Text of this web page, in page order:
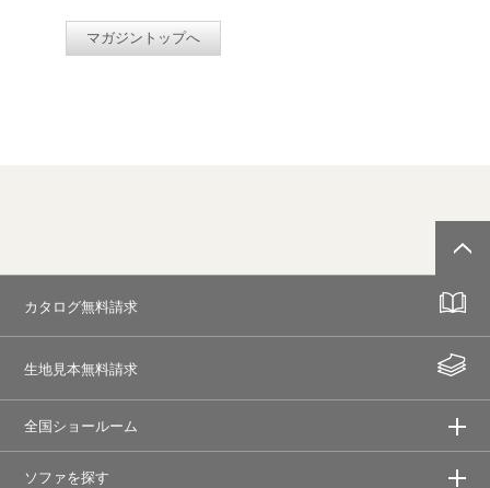
マガジントップへ
カタログ無料請求
生地見本無料請求
全国ショールーム
ソファを探す